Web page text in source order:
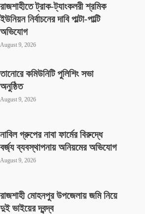
রাজশাহীতে ট্রাক-ট্যাংকলরী শ্রমিক
ইউনিয়ন নির্বাচনের দাবি পাল্টা-পাল্টি
অভিযোগ
August 9, 2026
তানোরে কমিউনিটি পুলিশিং সভা
অনুষ্ঠিত
August 9, 2026
নাবিল গ্রুপের নাবা ফার্মের বিরুদ্ধে
বর্জ্য ব্যবস্থাপনায় অনিয়মের অভিযোগ
August 9, 2026
রাজশাহী মোহনপুর উপজেলায় জমি নিয়ে
দুই ভাইয়ের দ্বন্দ্ব